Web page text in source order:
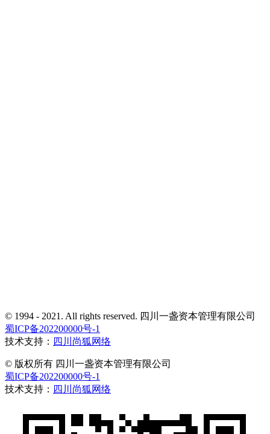
© 1994 - 2021. All rights reserved. 四川一盏资本管理有限公司
蜀ICP备202200000号-1
技术支持： 四川尚狐网络
© 版权所有 四川一盏资本管理有限公司
蜀ICP备202200000号-1
技术支持： 四川尚狐网络